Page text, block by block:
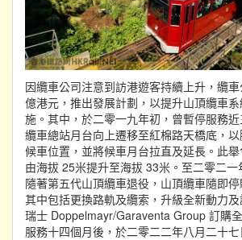
因纜車公司注意到訪港遊客持續上升，纜
億港元，推出發展計劃，以提升山頂纜車
施。其中，於二零一九年初，曾暫停服務
纜車總站月台向上遷移至紅棉路天橋底，
候車位置，並將候車月台拉直及延長。此
由海拔 25米提升至海拔 33米。至二零二一
隨著第五代山頂纜車退役，山頂纜車隨即停
其中包括更換路軌及纜索，升級全新動力
瑞士 Doppelmayr/Garaventa Group 訂購
服務十四個月後，於二零二二年八月二十七